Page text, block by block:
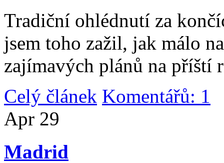
Tradiční ohlédnutí za
jsem toho zažil, jak málo
zajímavých plánů na příští
Celý článek Komentářů: 1
Apr 29
Madrid